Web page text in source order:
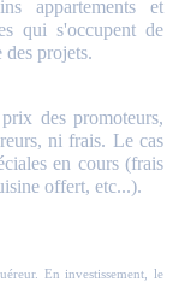
appartements et
qui s'occupent de
des projets.
des promoteurs,
ni frais. Le cas
en cours (frais
offert, etc...).
En investissement, le